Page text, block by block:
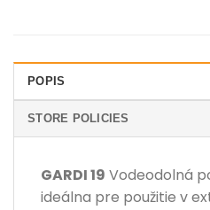
POPIS
STORE POLICIES
GARDI 19 Vodeodolná
ideálna pre použitie v